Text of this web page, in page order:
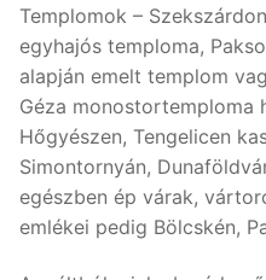
Templomok –
egyhajós temploma,
alapján emelt templom
Géza monostortemploma
Hőgyészen, Tengelicen
Simontornyán,
egészben ép várak,
emlékei pedig Bölcskén,